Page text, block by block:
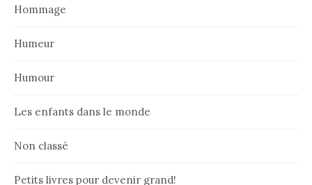
Hommage
Humeur
Humour
Les enfants dans le monde
Non classé
Petits livres pour devenir grand!